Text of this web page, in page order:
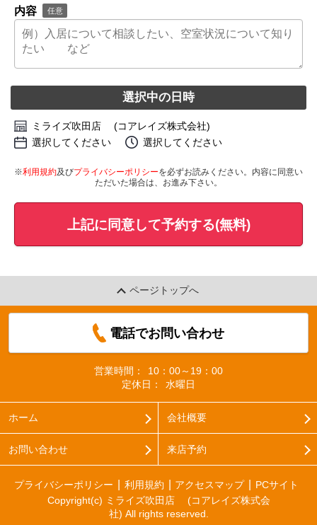
内容 任意
選択中の日時
ミライズ吹田店 (コアレイズ株式会社)
選択してください
選択してください
※利用規約及びプライバシーポリシーを必ずお読みください。内容に同意い
ただいた場合は、お進み下さい。
上記に同意して予約する(無料)
ページトップへ
電話でお問い合わせ
営業時間：
10：00～19：00
定休日：
水曜日
ホーム 会社概要
お問い合わせ 来店予約
プライバシーポリシー 利用規約 アクセスマップ
PCサイト
Copyright(c) ミライズ吹田店 (コアレイズ株式会
社) All rights reserved.